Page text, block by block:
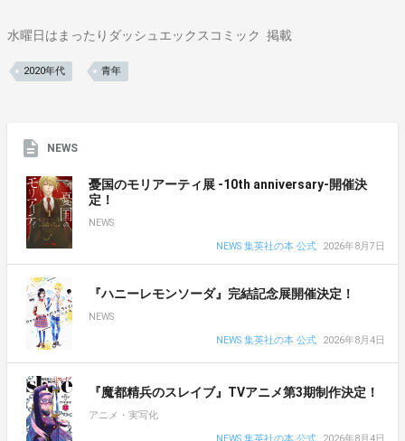
水曜日はまったりダッシュエックスコミック 掲載
2020年代 青年
NEWS
憂国のモリアーティ展 -10th anniversary-開催決
定！
NEWS
NEWS 集英社の本 公式
2026年8月7日
『ハニーレモンソーダ』完結記念展開催決定！
NEWS
NEWS 集英社の本 公式
2026年8月4日
『魔都精兵のスレイブ』TVアニメ第3期制作決定！
アニメ・実写化
NEWS 集英社の本 公式
2026年8月4日